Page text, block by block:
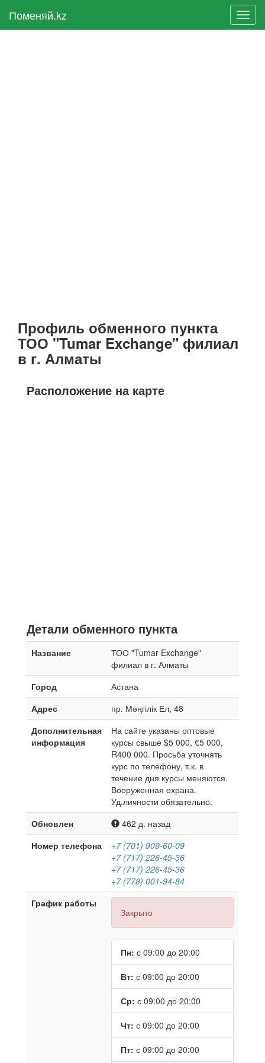
Поменяй.kz
Профиль обменного пункта
ТОО "Tumar Exchange" филиал
в г. Алматы
Расположение на карте
Детали обменного пункта
Название
ТОО "Tumar Exchange"
филиал в г. Алматы
Город
Астана
Адрес
пр. Мәңгілік Ел, 48
Дополнительная
информация
На сайте указаны оптовые
курсы свыше $5 000, €5 000,
R400 000. Просьба уточнять
курс по телефону, т.к. в
течение дня курсы меняются.
Вооруженная охрана.
Уд.личности обязательно.
Обновлен
462 д. назад
Номер телефона
+7 (701) 909-60-09
+7 (717) 226-45-36
+7 (717) 226-45-36
+7 (778) 001-94-84
График работы
Закрыто
Пн: с 09:00 до 20:00
Вт: с 09:00 до 20:00
Ср: с 09:00 до 20:00
Чт: с 09:00 до 20:00
Пт: с 09:00 до 20:00